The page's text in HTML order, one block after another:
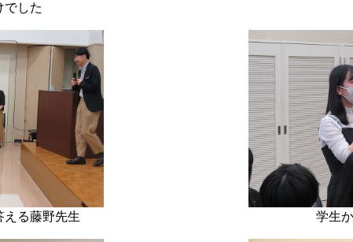
でした
える藤野先生 学生